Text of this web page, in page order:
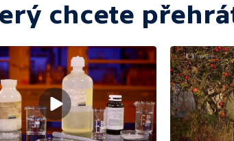
chcete